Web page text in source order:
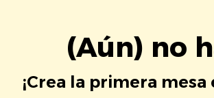
(Aún) no
¡Crea la primera